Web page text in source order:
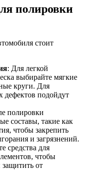
полировки
стоит
: Для легкой
выбирайте мягкие
круги. Для
дефектов подойдут
полировки
составы, такие как
чтобы закрепить
и загрязнений.
средства для
чтобы
от